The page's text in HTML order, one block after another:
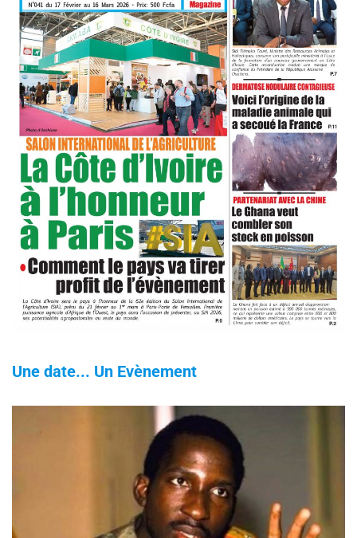
Une date... Un Evènement